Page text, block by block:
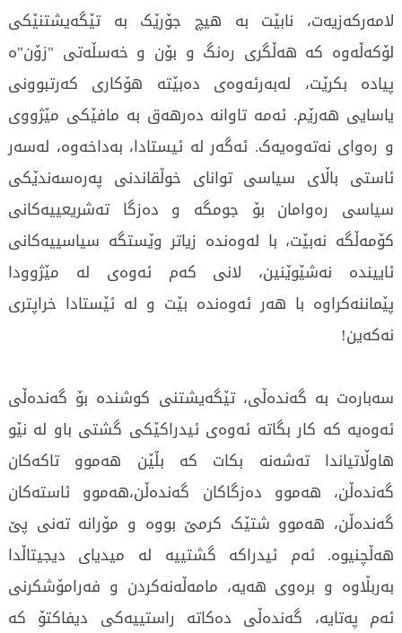
لامەرکەزیەت، نابێت بە هیچ جۆرێک بە تێگەیشتنێکی
لۆکەڵەوە کە هەڵگری رەنگ و بۆن و خەسڵەتی "زۆن"ە
پیادە بکرێت، لەبەرئەوەی دەبێتە هۆکاری کەرتبوونی
یاسایی هەرێم. ئەمە تاوانە دەرهەق بە مافێکی مێژووی
و رەوای نەتەوەیەک. ئەگەر لە ئیستادا، بەداخەوە، لەسەر
ئاستی باڵای سیاسی توانای خوڵقاندنی پەرەسەندێکی
سیاسی رەوامان بۆ جومگە و دەزگا تەشریعییەکانی
کۆمەڵگە نەبێت، با لەوەندە زیاتر وێستگە سیاسییەکانی
ئاییندە نەشێوێنین، لانی کەم ئەوەی لە مێژوودا
پێماننەکراوە با هەر ئەوەندە بێت و لە ئێستادا خراپتری
نەکەین!
سەبارەت بە گەندەڵی، تێگەیشتنی کوشندە بۆ گەندەڵی
ئەوەیە کە کار بگاتە ئەوەی ئیدراکێکی گشتی باو لە نێو
هاوڵاتیاندا تەشەنە بکات کە بڵێن هەموو تاکەکان
گەندەڵن، هەموو دەزگاکان گەندەڵن،هەموو ئاستەکان
گەندەڵن، هەموو شتێک کرمێ بووە و مۆرانە تەنی پێ
هەڵچنیوە. ئەم ئیدراکە گشتییە لە میدیای دیجیتاڵدا
بەربڵاوە و برەوی هەیە، مامەڵەنەکردن و فەرامۆشکرنی
ئەم پەتایە، گەندەڵی دەکاتە راستییەکی دیفاکتۆ کە